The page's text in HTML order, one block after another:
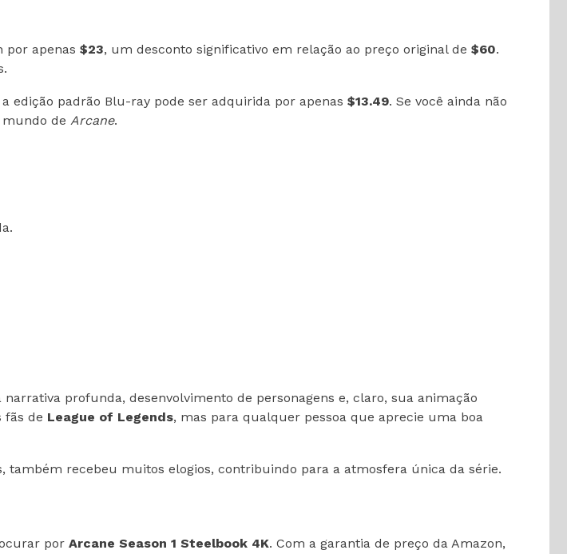
por apenas $23, um desconto significativo em relação ao preço original de $60.
edição padrão Blu-ray pode ser adquirida por apenas $13.49. Se você ainda não
de Arcane.
narrativa profunda, desenvolvimento de personagens e, claro, sua animação
fãs de League of Legends, mas para qualquer pessoa que aprecie uma boa
recebeu muitos elogios, contribuindo para a atmosfera única da série.
por Arcane Season 1 Steelbook 4K. Com a garantia de preço da Amazon,